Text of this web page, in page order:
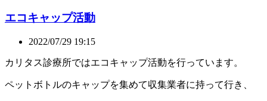
エコキャップ活動
2022/07/29 19:15
カリタス診療所ではエコキャップ活動を行っています。
ペットボトルのキャップを集めて収集業者に持って行き、